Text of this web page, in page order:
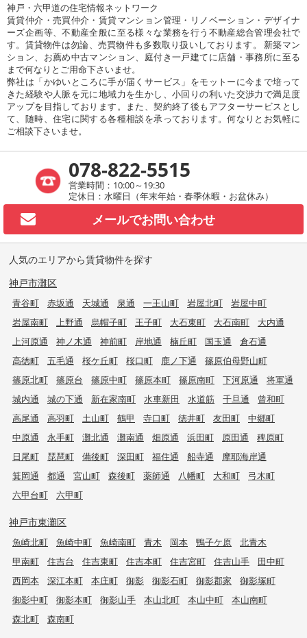
神戸・六甲道の住宅情報ネットワーク
賃貸仲介・売買仲介・賃貸マンション管理・リノベーション・デザイナ
ーズ企画等、不動産全般に至る様々な業務を行う不動産総合管理会社で
す。賃貸物件は勿論、売買物件も多数取り扱いしております。 新築マン
ション、お薦め中古マンション、庭付き一戸建てに店舗・事務所に至る
まで何なりとご用命下さいませ。
弊社は「かゆいところに手が届くサービス」をモットーに今まで培って
きた経験や人脈を元に地域力を生かし、小回りの利いた交渉力で満足度
アップを目指しております。また、契約終了後もアフターサービスとし
て、随時、住宅に関する各種相談を承っております。何なりとお気軽に
ご相談下さいませ。
078-822-5515
営業時間：10:00～19:30
定休日：水曜日（年末年始・春季休暇・お盆休み）
メールでお問い合わせ
人気のエリアから賃貸物件を探す
神戸市灘区
青谷町 赤坂通 天城通 泉通 一王山町 岩屋北町
岩屋中町
岩屋南町
上野通 烏帽子町 王子町 大石東町 大石南町
大内通
上河原通
神ノ木通 神前町 岸地通 楠丘町 国玉通
倉石通
高徳町
五毛通 桜ケ丘町 桜口町 鹿ノ下通
篠原伯母野山町
篠原北町
篠原台 篠原中町 篠原本町 篠原南町 下河原通
将軍通
城内通
城の下通 新在家南町 水車新田 水道筋 千旦通
曾和町
高尾通
高羽町 土山町 鶴甲 寺口町 徳井町 友田町
中郷町
中原通
永手町 灘北通 灘南通 畑原通 浜田町 原田通
稗原町
日尾町
琵琶町 備後町 深田町 福住通 船寺通
摩耶海岸通
箕岡通
都通 宮山町 森後町 薬師通 八幡町 大和町
弓木町
六甲台町
六甲町
神戸市東灘区
魚崎北町 魚崎中町 魚崎南町 青木 岡本 鴨子ケ原
北青木
甲南町
住吉台 住吉東町 住吉本町 住吉宮町 住吉山手
田中町
西岡本
深江本町 本庄町 御影 御影石町 御影郡家
御影塚町
御影中町
御影本町 御影山手 本山北町 本山中町
本山南町
森北町
森南町